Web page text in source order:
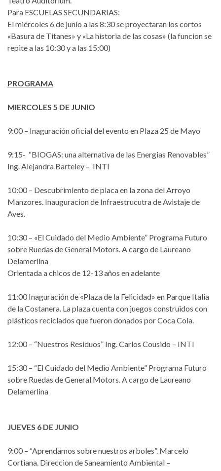
Para ESCUELAS SECUNDARIAS:
El miércoles 6 de junio a las 8:30 se proyectaran los cortos
«Basura de Titanes» y «La historia de las cosas» (la funcion se
repite a las 10:30 y a las 15:00)
PROGRAMA
MIERCOLES 5 DE JUNIO
9:00 – Inaguración oficial del evento en Plaza 25 de Mayo
9:15- “BIOGAS: una alternativa de las Energias Renovables”
Ing. Alejandra Barteley – INTI
10:00 – Descubrimiento de placa en la zona del Arroyo
Manzores. Inauguracion de Infraestrucutra de Avistaje de
Aves.
10:30 – «El Cuidado del Medio Ambiente” Programa Futuro
sobre Ruedas de General Motors. A cargo de Laureano
Delamerlina
Orientada a chicos de 12-13 años en adelante
11:00 Inaguración de «Plaza de la Felicidad» en Parque Italia
de la Costanera. La plaza cuenta con juegos construidos con
plásticos reciclados que fueron donados por Coca Cola.
12:00 – “Nuestros Residuos” Ing. Carlos Cousido – INTI
15:30 – “El Cuidado del Medio Ambiente” Programa Futuro
sobre Ruedas de General Motors. A cargo de Laureano
Delamerlina
JUEVES 6 DE JUNIO
9:00 – “Aprendamos sobre nuestros arboles”. Marcelo
Cortiana. Direccion de Saneamiento Ambiental –